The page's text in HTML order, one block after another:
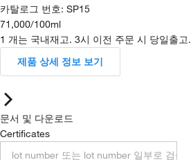
카탈로그 번호: SP15
71,000/100ml
1 개는 국내재고. 3시 이전 주문 시 당일출고.
제품 상세 정보 보기
문서 및 다운로드
Certificates